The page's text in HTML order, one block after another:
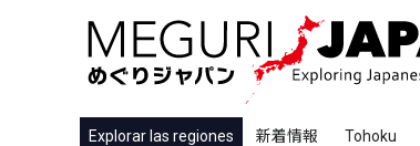
Explorar las regiones 新着情報 Tohoku